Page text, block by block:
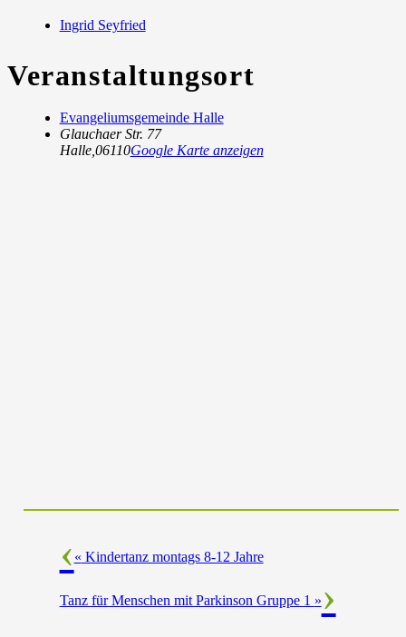
Ingrid Seyfried
Veranstaltungsort
Evangeliumsgemeinde Halle
Glauchaer Str. 77
Halle, 06110Google Karte anzeigen
« Kindertanz montags 8-12 Jahre
Tanz für Menschen mit Parkinson Gruppe 1 »